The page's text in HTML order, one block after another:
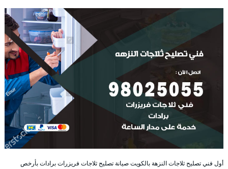
أول فني تصليح ثلاجات النزهة بالكويت صيانة تصليح ثلاجات فريزرات برادات بأرخص